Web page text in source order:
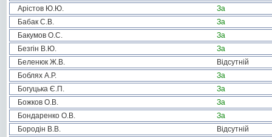
Арістов Ю.Ю.
За
Бабак С.В.
За
Бакумов О.С.
За
Безгін В.Ю.
За
Беленюк Ж.В.
Відсутній
Боблях А.Р.
За
Богуцька Є.П.
За
Божков О.В.
За
Бондаренко О.В.
За
Бородін В.В.
Відсутній